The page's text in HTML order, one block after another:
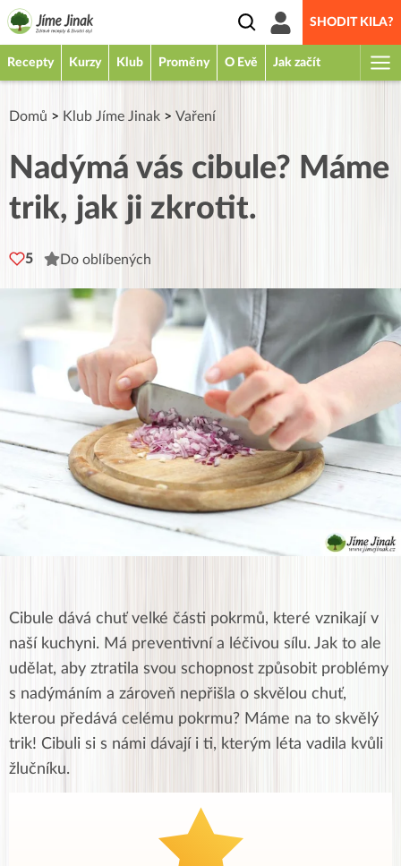
SHODIT KILA?
Recepty Kurzy Klub Proměny O Evě Jak začít
Domů > Klub Jíme Jinak > Vaření
Nadýmá vás cibule? Máme
trik, jak ji zkrotit.
5 Do oblíbených
Cibule dává chuť velké části pokrmů, které vznikají v
naší kuchyni. Má preventivní a léčivou sílu. Jak to ale
udělat, aby ztratila svou schopnost způsobit problémy
s nadýmáním a zároveň nepřišla o skvělou chuť,
kterou předává celému pokrmu? Máme na to skvělý
trik! Cibuli si s námi dávají i ti, kterým léta vadila kvůli
žlučníku.